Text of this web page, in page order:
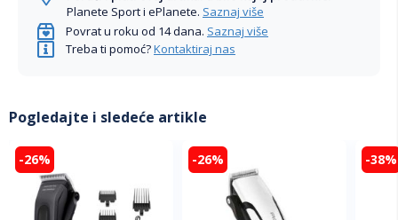
Planete Sport i ePlanete. Saznaj više
Povrat u roku od 14 dana. Saznaj više
Treba ti pomoć?Kontaktiraj nas
Pogledajte i sledeće artikle
-26% -26% -38%